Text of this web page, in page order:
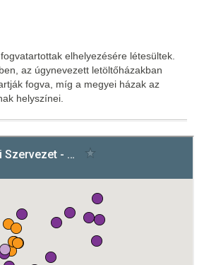
elhelyezésére létesültek.
az úgynevezett letöltőházakban
fogva, míg a megyei házak az
helyszínei.